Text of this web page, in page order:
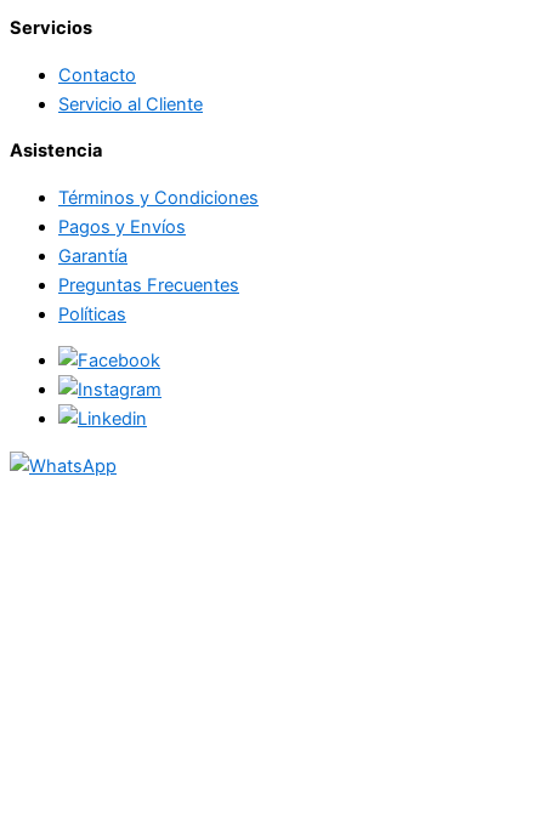
Servicios
Contacto
Servicio al Cliente
Asistencia
Términos y Condiciones
Pagos y Envíos
Garantía
Preguntas Frecuentes
Políticas